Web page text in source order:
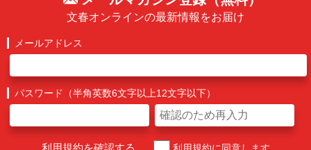
文春オンラインの最新情報をお届け
メールアドレス
パスワード（半角英数6文字以上12文字以下）
利用規約を確認する